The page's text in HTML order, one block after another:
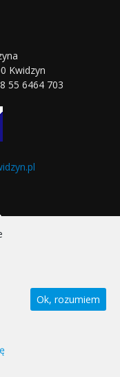
Kwidzyn
55 6464 703
PROJEKTY
DOSTĘPNOŚCI
Ok, rozumiem